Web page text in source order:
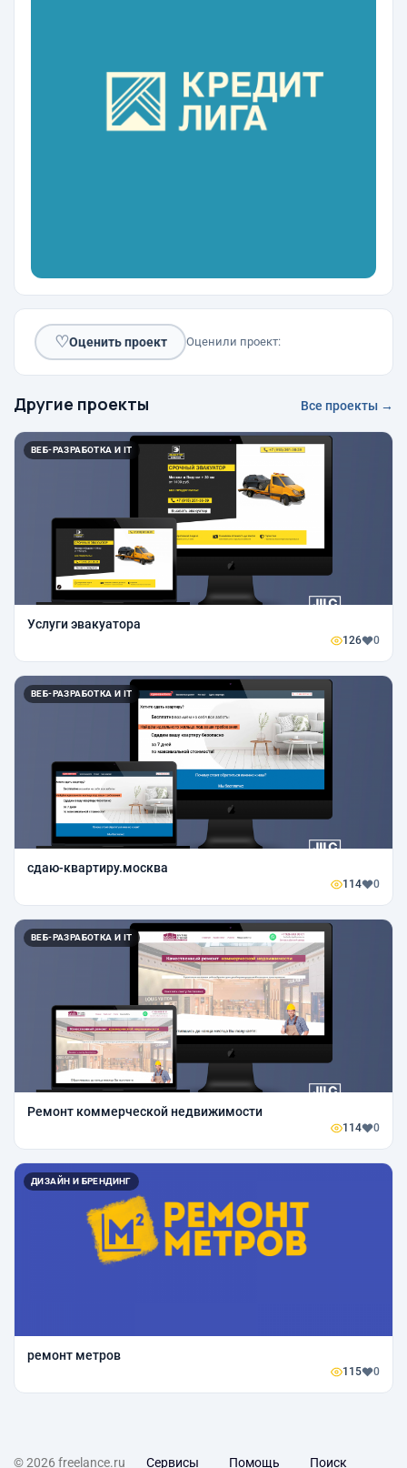
♡Оценить проект Оценили проект:
Другие проекты Все проекты →
ВЕБ-РАЗРАБОТКА И IT
Услуги эвакуатора
126 0
ВЕБ-РАЗРАБОТКА И IT
сдаю-квартиру.москва
114 0
ВЕБ-РАЗРАБОТКА И IT
Ремонт коммерческой недвижимости
114 0
ДИЗАЙН И БРЕНДИНГ
ремонт метров
115 0
© 2026 freelance.ru Сервисы Помощь Поиск